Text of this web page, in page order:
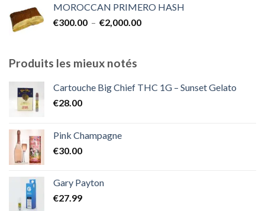
€300.00
à
MOROCCAN PRIMERO HASH
€300.00 – €2,000.00Plage
€2,000.00
Produits les mieux notés
Cartouche Big Chief THC 1G – Sunset Gelato
€28.00
Pink Champagne
€30.00
Gary Payton
€27.99